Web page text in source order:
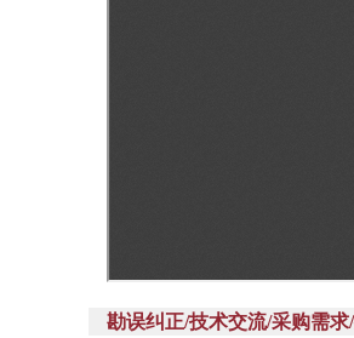
勘误纠正/技术交流/采购需求